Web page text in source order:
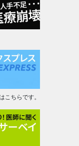
こちらです。